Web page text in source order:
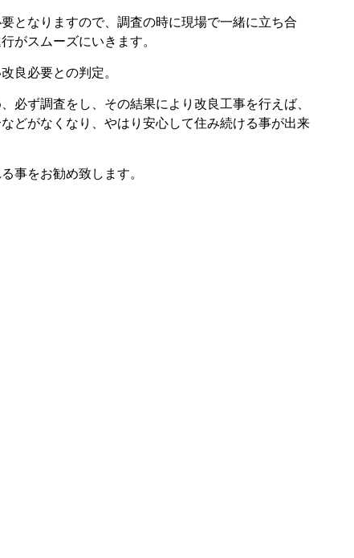
となりますので、調査の時に現場で一緒に立ち合
がスムーズにいきます。
良必要との判定。
必ず調査をし、その結果により改良工事を行えば、
どがなくなり、やはり安心して住み続ける事が出来
事をお勧め致します。